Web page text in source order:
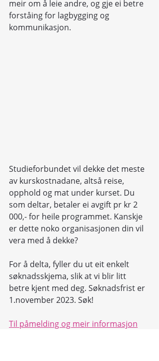
meir om å leie andre, og gje ei betre
forståing for lagbygging og
kommunikasjon.
Studieforbundet vil dekke det meste
av kurskostnadane, altså reise,
opphold og mat under kurset. Du
som deltar, betaler ei avgift pr kr 2
000,- for heile programmet. Kanskje
er dette noko organisasjonen din vil
vera med å dekke?
For å delta, fyller du ut eit enkelt
søknadsskjema, slik at vi blir litt
betre kjent med deg. Søknadsfrist er
1.november 2023. Søk!
Til påmelding og meir informasjon